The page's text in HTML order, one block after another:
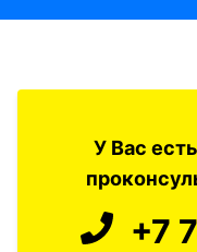
У Вас
+7